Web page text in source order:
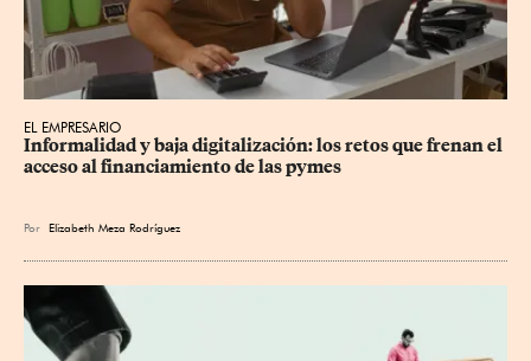
EL EMPRESARIO
Informalidad y baja digitalización: los retos que frenan el
acceso al financiamiento de las pymes
Por Elizabeth Meza Rodríguez